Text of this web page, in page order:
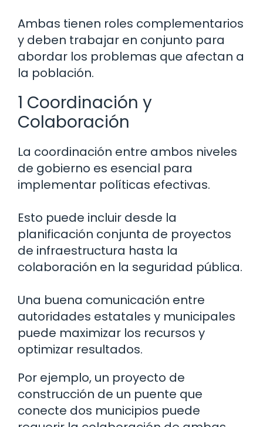
Ambas tienen roles complementarios
y deben trabajar en conjunto para
abordar los problemas que afectan a
la población.
1 Coordinación y
Colaboración
La coordinación entre ambos niveles
de gobierno es esencial para
implementar políticas efectivas.
Esto puede incluir desde la
planificación conjunta de proyectos
de infraestructura hasta la
colaboración en la seguridad pública.
Una buena comunicación entre
autoridades estatales y municipales
puede maximizar los recursos y
optimizar resultados.
Por ejemplo, un proyecto de
construcción de un puente que
conecte dos municipios puede